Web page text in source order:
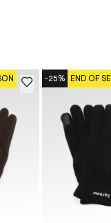
-25% END OF